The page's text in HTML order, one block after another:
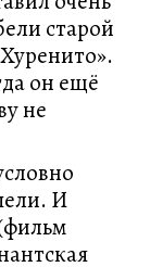
старой
он ещё
не
И